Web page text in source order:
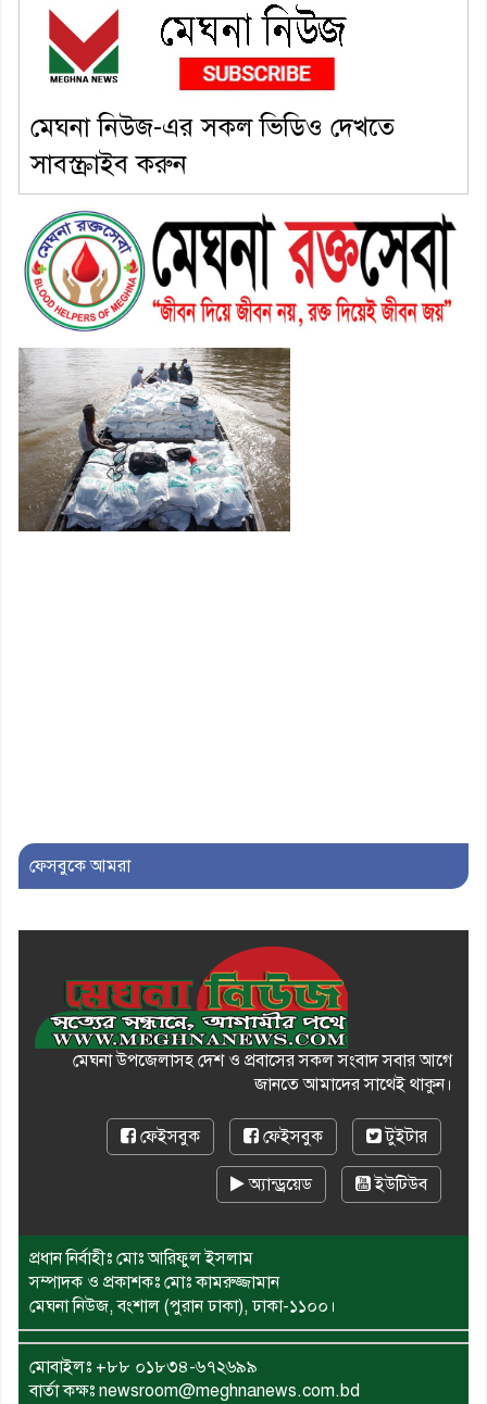
৬। দাউদকান্দিতে উপজেলা আইন-
শৃঙ্খলা কমিটির মাসিক সভা অনুষ্ঠিত
৭। দাউদকান্দিতে মুচি সম্প্রদায়ের
খোঁজখবর নিলেন ড. খন্দকার মারুফ
৮। মেঘনায় আইন-শৃঙ্খলা কমিটির
মাসিক সভা অনুষ্ঠিত
মোশাররফ হোসেনের মূল্যায়ন কোথায়
এবং একটি বিশ্লেষণ
১০। দাউদকান্দিতে ইউপি সদস্যকে
মারধরের চেষ্টা ও প্রাণনাশের হুমকির
অভিযোগ
মেঘনা নিউজ-এর সকল ভিডিও দেখতে
সাবস্ক্রাইব করুন
ফেসবুকে আমরা
মেঘনা উপজেলাসহ দেশ ও প্রবাসের সকল সংবাদ সবার আগে
জানতে আমাদের সাথেই থাকুন।
ফেইসবুক ফেইসবুক টুইটার
অ্যান্ড্রয়েড ইউটিউব
প্রধান নির্বাহীঃ মোঃ আরিফুল ইসলাম
সম্পাদক ও প্রকাশকঃ মোঃ কামরুজ্জামান
মেঘনা নিউজ, বংশাল (পুরান ঢাকা), ঢাকা-১১০০।
মোবাইলঃ +৮৮ ০১৮৩৪-৬৭২৬৯৯
বার্তা কক্ষঃ newsroom@meghnanews.com.bd